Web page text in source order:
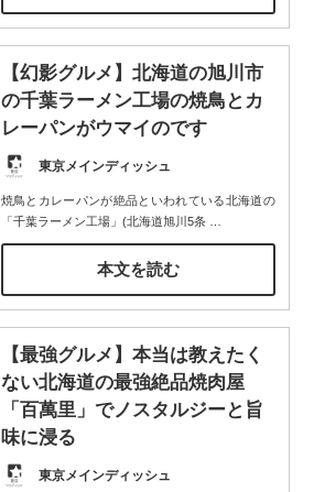
【幻影グルメ】北海道の旭川市
の千葉ラーメン工場の焼鳥とカ
レーパンがウマイのです
東京メインディッシュ
焼鳥とカレーパンが絶品といわれている北海道の
「千葉ラーメン工場」(北海道旭川5条…
本文を読む
【最強グルメ】本当は教えたく
ない北海道の最強絶品焼肉屋
「百萬里」でノスタルジーと旨
味に浸る
東京メインディッシュ